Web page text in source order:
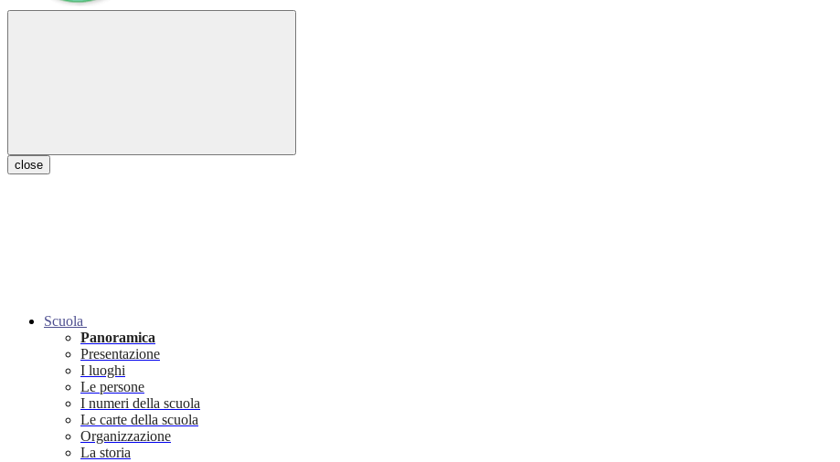
close
Scuola
Panoramica
Presentazione
I luoghi
Le persone
I numeri della scuola
Le carte della scuola
Organizzazione
La storia